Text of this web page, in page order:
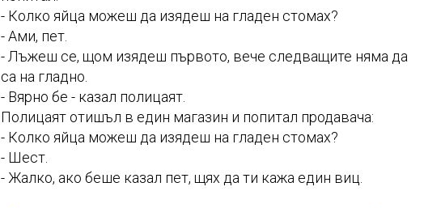
- Колко яйца можеш да изядеш на гладен стомах?
- Ами, пет.
- Лъжеш се, щом изядеш първото, вече следващите няма да
са на гладно.
- Вярно бе - казал полицаят.
Полицаят отишъл в един магазин и попитал продавача:
- Колко яйца можеш да изядеш на гладен стомах?
- Шест.
- Жалко, ако беше казал пет, щях да ти кажа един виц.